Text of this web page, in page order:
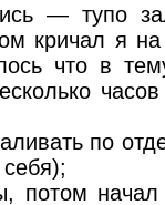
— тупо
кричал я
что в
по
потом